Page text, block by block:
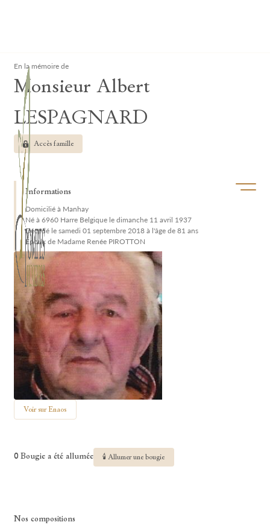
Ouvrir/
En la mémoire de
Monsieur Albert
LESPAGNARD
Accès famille
Informations
Domicilié à Manhay
Né à 6960 Harre Belgique le dimanche 11 avril 1937
Décédé le samedi 01 septembre 2018 à l'âge de 81 ans
Époux de Madame Renée PIROTTON
Voir sur Enaos
0 Bougie a été allumée 🕯 Allumer une bougie
Nos compositions